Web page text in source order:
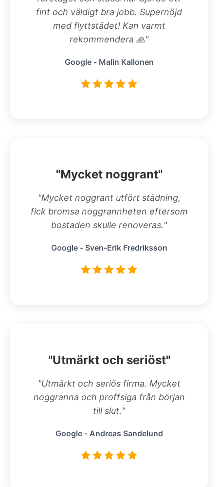
fint och väldigt bra jobb. Supernöjd
med flyttstädet! Kan varmt
rekommendera 🙏"
Google - Malin Kallonen
"Mycket noggrant"
"Mycket noggrant utfört städning,
fick bromsa noggrannheten eftersom
bostaden skulle renoveras."
Google - Sven-Erik Fredriksson
"Utmärkt och seriöst"
"Utmärkt och seriös firma. Mycket
noggranna och proffsiga från början
till slut."
Google - Andreas Sandelund